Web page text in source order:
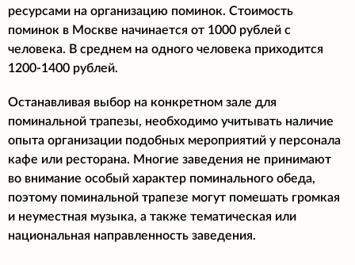
ресурсами на организацию поминок. Стоимость
поминок в Москве начинается от 1000 рублей с
человека. В среднем на одного человека приходится
1200-1400 рублей.
Останавливая выбор на конкретном зале для
поминальной трапезы, необходимо учитывать наличие
опыта организации подобных мероприятий у персонала
кафе или ресторана. Многие заведения не принимают
во внимание особый характер поминального обеда,
поэтому поминальной трапезе могут помешать громкая
и неуместная музыка, а также тематическая или
национальная направленность заведения.